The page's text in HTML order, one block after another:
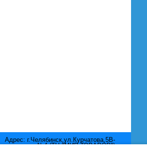
Адрес: г.Челябинск,ул.Курчатова,5В-
отдел №4 (ТЦ "МИР ТОВАРОВ")